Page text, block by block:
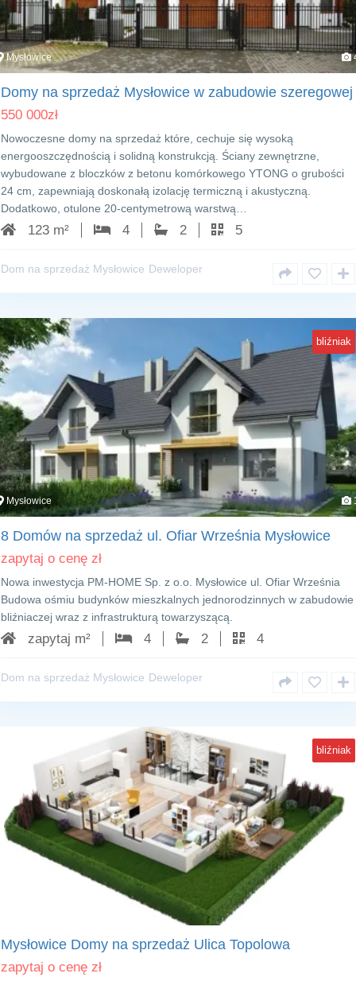
Mysłowice
Domy na sprzedaż Mysłowice w zabudowie szeregowej
550 000zł
Nowoczesne domy na sprzedaż które, cechuje się wysoką
energooszczędnością i solidną konstrukcją. Ściany zewnętrzne,
wybudowane z bloczków z betonu komórkowego YTONG o grubości
24 cm, zapewniają doskonałą izolację termiczną i akustyczną.
Dodatkowo, otulone 20-centymetrową warstwą…
123 m² 4 2 5
Dom na sprzedaż Mysłowice Deweloper
bliźniak
Mysłowice
8 Domów na sprzedaż ul. Ofiar Września Mysłowice
zapytaj o cenę zł
Nowa inwestycja PM-HOME Sp. z o.o. Mysłowice ul. Ofiar Września
Budowa ośmiu budynków mieszkalnych jednorodzinnych w zabudowie
bliźniaczej wraz z infrastrukturą towarzyszącą.
zapytaj m² 4 2 4
Dom na sprzedaż Mysłowice Deweloper
bliźniak
Mysłowice Domy na sprzedaż Ulica Topolowa
zapytaj o cenę zł